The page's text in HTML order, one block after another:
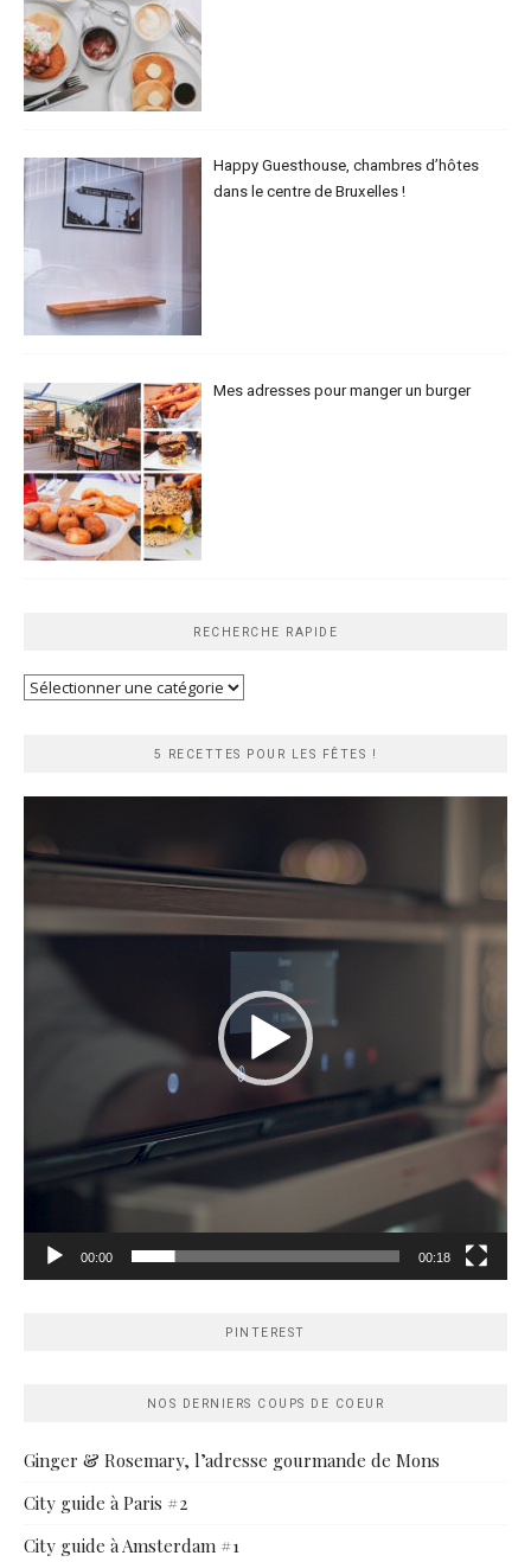
Happy Guesthouse, chambres d’hôtes
dans le centre de Bruxelles !
Mes adresses pour manger un burger
RECHERCHE RAPIDE
Recherche
5 RECETTES POUR LES FÊTES !
00:00 00:18
PINTEREST
NOS DERNIERS COUPS DE COEUR
Ginger & Rosemary, l’adresse gourmande de Mons
City guide à Paris #2
City guide à Amsterdam #1